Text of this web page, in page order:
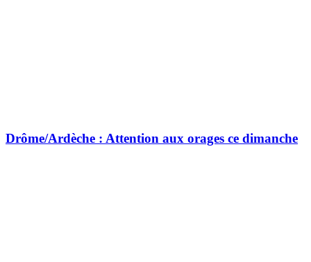
Drôme/Ardèche : Attention aux orages ce dimanche